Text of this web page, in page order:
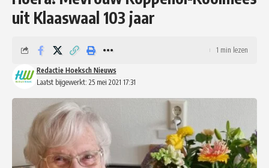
uit Klaaswaal 103 jaar
Laatst bijgewerkt: 25 mei 2021 17:31
Redactie Hoeksch Nieuws
1 min lezen